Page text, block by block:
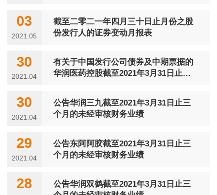
截至二零二一年四月三十日止月份之股
份发行人的证券变动月报表
03
2021.05
有关于中国发行公司债券及中期票据的
华润医药控股截至2021年3月31日止三
30
2021.04
公告华润三九截至2021年3月31日止三
个月的未经审核财务业绩
30
2021.04
公告东阿阿胶截至2021年3月31日止三
个月的未经审核财务业绩
29
2021.04
公告华润双鹤截至2021年3月31日止三
28